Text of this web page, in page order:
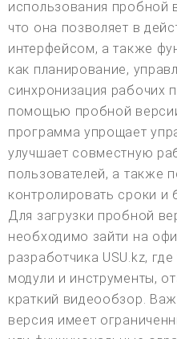
использования пробной
что она позволяет в
интерфейсом, а также
как планирование,
синхронизация рабочих
помощью пробной
программа упрощает
улучшает совместную
пользователей, а также
контролировать сроки и
Для загрузки пробной
необходимо зайти на
разработчика USU.kz,
модули и инструменты,
краткий видеообзор.
версия имеет